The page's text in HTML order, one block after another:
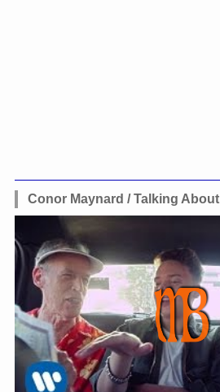
Conor Maynard / Talking About